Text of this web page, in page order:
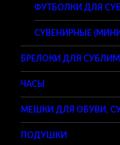
ФУТБОЛКИ ДЛЯ
СУВЕНИРНЫЕ
БРЕЛОКИ ДЛЯ
ЧАСЫ
МЕШКИ ДЛЯ ОБУВИ,
ПОДУШКИ